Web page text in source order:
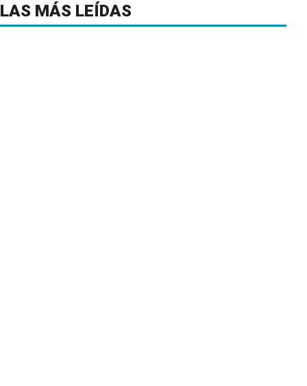
LAS MÁS LEÍDAS